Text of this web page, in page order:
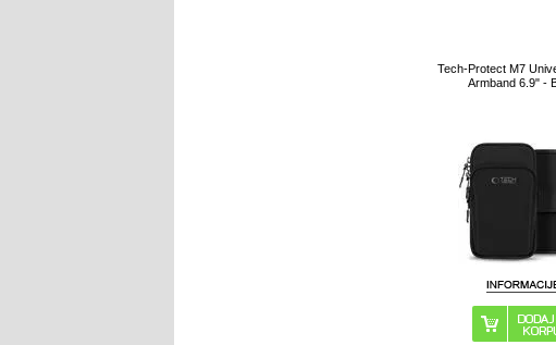
Tech-Protect M7
Armband 6.9" -